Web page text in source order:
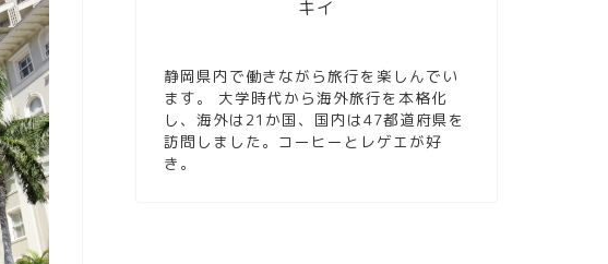
キイ
静岡県内で働きながら旅行を楽しんでい
ます。 大学時代から海外旅行を本格化
し、海外は21か国、国内は47都道府県を
訪問しました。コーヒーとレゲエが好
き。